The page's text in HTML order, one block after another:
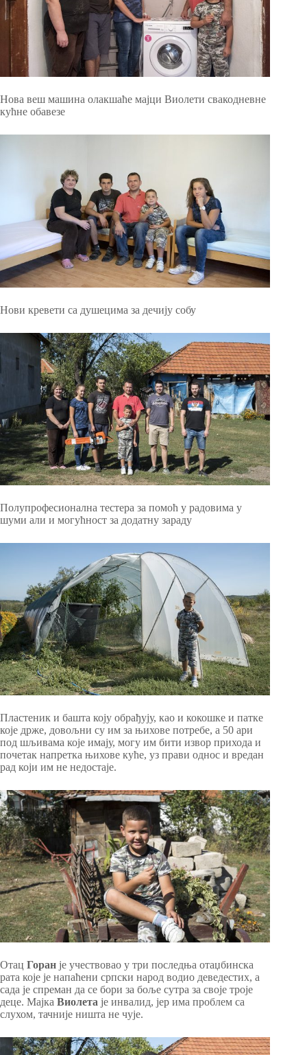
Нова веш машина олакшаће мајци Виолети свакодневне
кућне обавезе
Нови кревети са душецима за дечију собу
Полупрофесионална тестера за помоћ у радовима у
шуми али и могућност за додатну зараду
Пластеник и башта коју обрађују, као и кокошке и патке
које држе, довољни су им за њихове потребе, а 50 ари
под шљивама које имају, могу им бити извор прихода и
почетак напретка њихове куће, уз прави однос и вредан
рад који им не недостаје.
Отац Горан је учествовао у три последња отаџбинска
рата које је напаћени српски народ водио деведестих, а
сада је спреман да се бори за боље сутра за своје троје
деце. Мајка Виолета је инвалид, јер има проблем са
слухом, тачније ништа не чује.